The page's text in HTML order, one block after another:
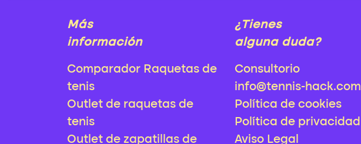
Más
información
Comparador Raquetas de
tenis
Outlet de raquetas de
tenis
Outlet de zapatillas de
¿Tienes
alguna duda?
Consultorio
info@tennis-hack.com
Política de cookies
Política de privacidad
Aviso Legal